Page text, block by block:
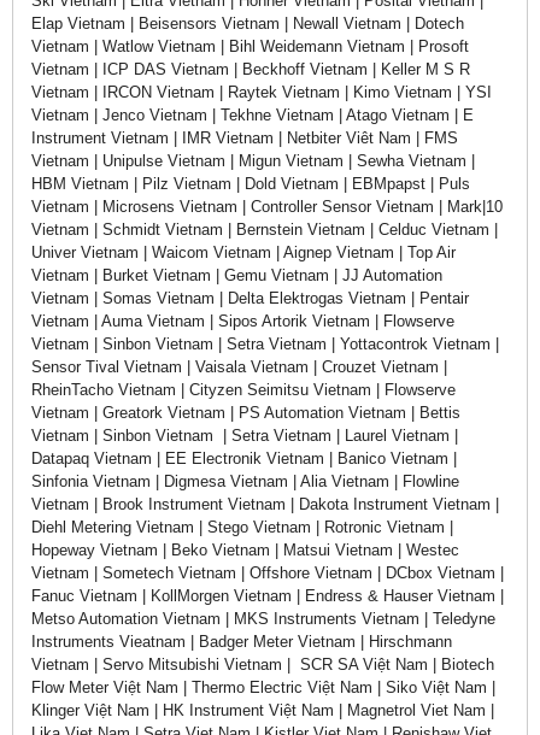
Elap Vietnam | Beisensors Vietnam | Newall Vietnam | Dotech
Vietnam | Watlow Vietnam | Bihl Weidemann Vietnam | Prosoft
Vietnam | ICP DAS Vietnam | Beckhoff Vietnam | Keller M S R
Vietnam | IRCON Vietnam | Raytek Vietnam | Kimo Vietnam | YSI
Vietnam | Jenco Vietnam | Tekhne Vietnam | Atago Vietnam | E
Instrument Vietnam | IMR Vietnam | Netbiter Viêt Nam | FMS
Vietnam | Unipulse Vietnam | Migun Vietnam | Sewha Vietnam |
HBM Vietnam | Pilz Vietnam | Dold Vietnam | EBMpapst | Puls
Vietnam | Microsens Vietnam | Controller Sensor Vietnam | Mark|10
Vietnam | Schmidt Vietnam | Bernstein Vietnam | Celduc Vietnam |
Univer Vietnam | Waicom Vietnam | Aignep Vietnam | Top Air
Vietnam | Burket Vietnam | Gemu Vietnam | JJ Automation
Vietnam | Somas Vietnam | Delta Elektrogas Vietnam | Pentair
Vietnam | Auma Vietnam | Sipos Artorik Vietnam | Flowserve
Vietnam | Sinbon Vietnam | Setra Vietnam | Yottacontrok Vietnam |
Sensor Tival Vietnam | Vaisala Vietnam | Crouzet Vietnam |
RheinTacho Vietnam | Cityzen Seimitsu Vietnam | Flowserve
Vietnam | Greatork Vietnam | PS Automation Vietnam | Bettis
Vietnam | Sinbon Vietnam | Setra Vietnam | Laurel Vietnam |
Datapaq Vietnam | EE Electronik Vietnam | Banico Vietnam |
Sinfonia Vietnam | Digmesa Vietnam | Alia Vietnam | Flowline
Vietnam | Brook Instrument Vietnam | Dakota Instrument Vietnam |
Diehl Metering Vietnam | Stego Vietnam | Rotronic Vietnam |
Hopeway Vietnam | Beko Vietnam | Matsui Vietnam | Westec
Vietnam | Sometech Vietnam | Offshore Vietnam | DCbox Vietnam |
Fanuc Vietnam | KollMorgen Vietnam | Endress & Hauser Vietnam |
Metso Automation Vietnam | MKS Instruments Vietnam | Teledyne
Instruments Vieatnam | Badger Meter Vietnam | Hirschmann
Vietnam | Servo Mitsubishi Vietnam | SCR SA Việt Nam | Biotech
Flow Meter Việt Nam | Thermo Electric Việt Nam | Siko Việt Nam |
Klinger Việt Nam | HK Instrument Việt Nam | Magnetrol Viet Nam |